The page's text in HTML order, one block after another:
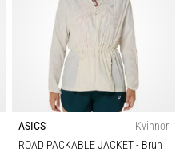
ASICS
Kvinnor
ROAD PACKABLE JACKET- Brun